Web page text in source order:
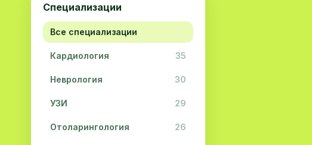
Республика Каракалпакстан0
Специализации
Все специализации
Кардиология 35
Неврология 30
УЗИ 29
Отоларингология 26